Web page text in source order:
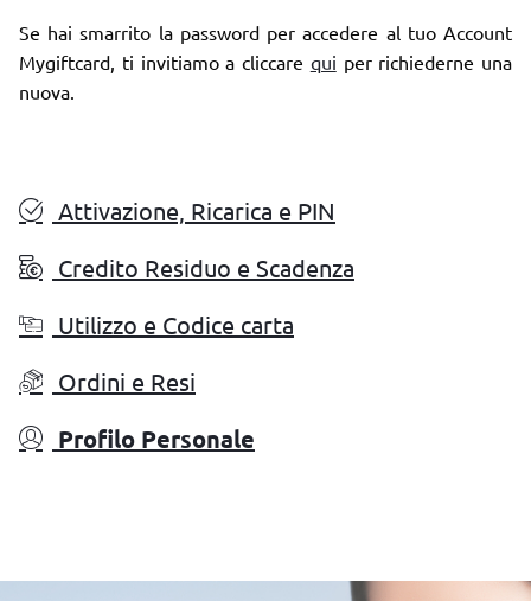
Attivazione, Ricarica e PIN
Credito Residuo e Scadenza
Utilizzo e Codice carta
Ordini e Resi
Profilo Personale
Se hai smarrito la password per accedere al tuo Account
Mygiftcard, ti invitiamo a cliccare qui per richiederne una
nuova.